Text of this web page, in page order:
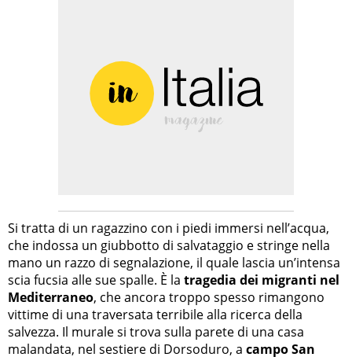
Si tratta di un ragazzino con i piedi immersi nell’acqua,
che indossa un giubbotto di salvataggio e stringe nella
mano un razzo di segnalazione, il quale lascia un’intensa
scia fucsia alle sue spalle. È la tragedia dei migranti nel
Mediterraneo, che ancora troppo spesso rimangono
vittime di una traversata terribile alla ricerca della
salvezza. Il murale si trova sulla parete di una casa
malandata, nel sestiere di Dorsoduro, a campo San